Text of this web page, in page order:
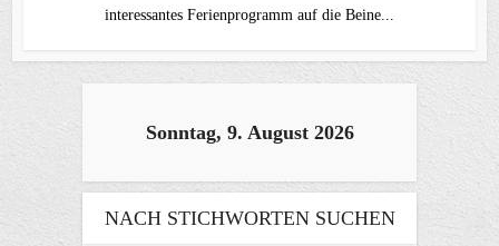
interessantes Ferienprogramm auf die Beine...
Sonntag, 9. August 2026
NACH STICHWORTEN SUCHEN